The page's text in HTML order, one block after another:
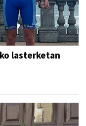
lasterketan